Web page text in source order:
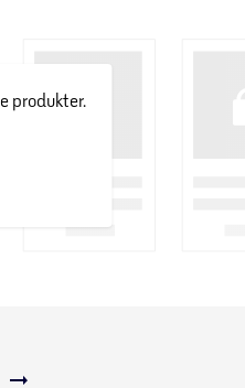
produkter.